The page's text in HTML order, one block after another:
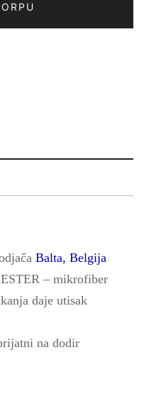
Balta, Belgija
– mikrofiber
daje utisak
na dodir